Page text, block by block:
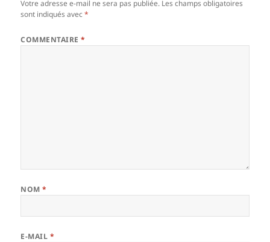
Votre adresse e-mail ne sera pas publiée. Les champs obligatoires
sont indiqués avec*
COMMENTAIRE*
NOM*
E-MAIL *